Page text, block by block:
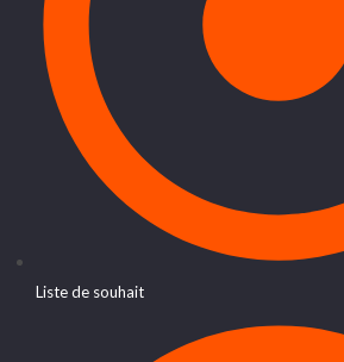
Liste de souhait